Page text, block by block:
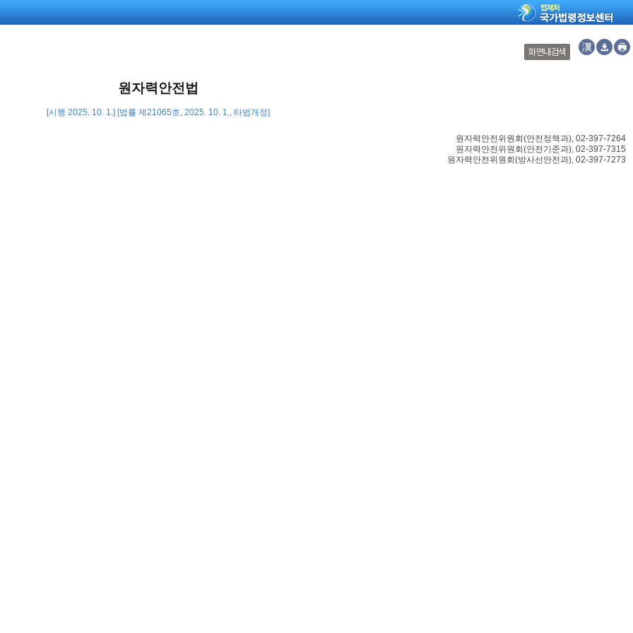
화면내검색
원자력안전법
[시행 2025. 10. 1.] [법률 제21065호, 2025. 10. 1., 타법개정]
원자력안전위원회 (안전정책과), 02-397-7264
원자력안전위원회 (안전기준과), 02-397-7315
원자력안전위원회 (방사선안전과), 02-397-7273